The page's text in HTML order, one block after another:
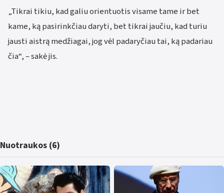
„Tikrai tikiu, kad galiu orientuotis visame tame ir bet
kame, ką pasirinkčiau daryti, bet tikrai jaučiu, kad turiu
jausti aistrą medžiagai, jog vėl padaryčiau tai, ką padariau
čia“, – sakė jis.
Nuotraukos (6)